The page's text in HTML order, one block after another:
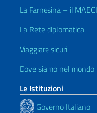
La Farnesina – il MAECI
La Rete diplomatica
Viaggiare sicuri
Dove siamo nel mondo
Le Istituzioni
Governo Italiano